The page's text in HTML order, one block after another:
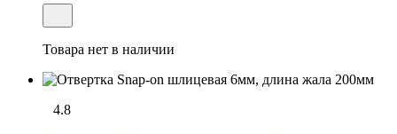
Товара нет в наличии
4.8